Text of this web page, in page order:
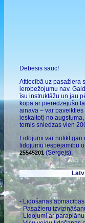
Debesis sauc!
Attiecībā uz pasažiera
ierobežojumu nav.
īsu instruktāžu un jau
kopā ar pieredzējušu
ainava – var
ieskaitot) no
tornis sniedzas vien
Lidojumi var notikt
lidojumu iespējamību
25545201 (Sergejs).
- Lidošanas
- Pasažieru
- Lidojumi ar